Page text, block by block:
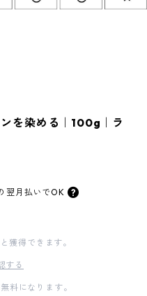
を染める｜100g｜ラ
翌月払いでOK
獲得できます。
する
料になります。